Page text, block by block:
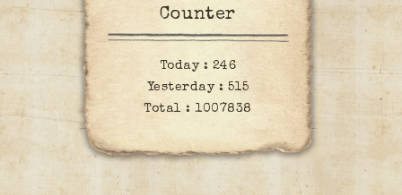
Counter
Today : 246
Yesterday : 515
Total :1007838